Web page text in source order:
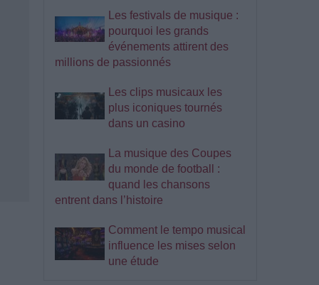
Les festivals de musique :
pourquoi les grands
événements attirent des
millions de passionnés
Les clips musicaux les
plus iconiques tournés
dans un casino
La musique des Coupes
du monde de football :
quand les chansons
entrent dans l’histoire
Comment le tempo musical
influence les mises selon
une étude